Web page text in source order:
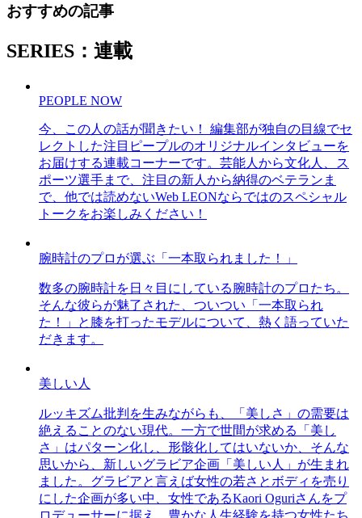
おすすめの記事
SERIES：連載
PEOPLE NOW
今、この人の話が聞きたい！ 編集部が独自の目線でセ
レクトした注目ピープルのオリジナルインタビューを
お届けする連載コーナーです。芸能人から文化人、ス
ポーツ選手まで、注目の新人から納得のベテランま
で、他では読めないWeb LEONならではのスペシャル
トークをお楽しみください！
腕時計のプロが選ぶ「一本取られました！」
数多の腕時計を日々目にしている腕時計のプロたち。
そんな彼らが魅了された、ついつい「一本取られ
た！」と膝を打ったモデルについて、熱く語っていた
だきます。
美しい人
ルッキズム批判を生みながらも、「美しさ」の需要は
絶えることのない現代。一方で世間が求める「美し
さ」はパターン化し、形骸化してはいないか、そんな
思いから、新しいグラビア企画「美しい人」が生まれ
ました。グラビアと言えば女性の若さとボディを売り
にした企画が多い中、女性であるKaori Oguriさんをプ